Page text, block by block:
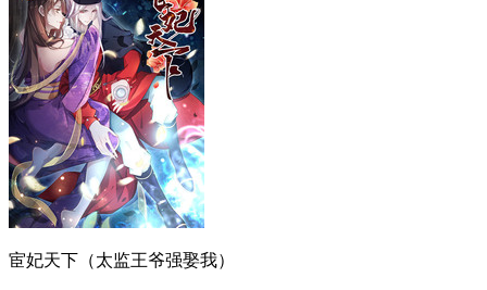
宦妃天下（太监王爷强娶我）